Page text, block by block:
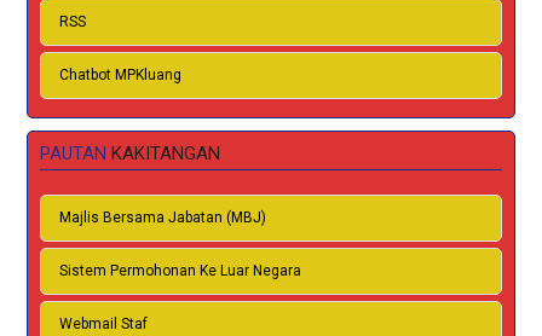
RSS
Chatbot MPKluang
PAUTAN KAKITANGAN
Majlis Bersama Jabatan (MBJ)
Sistem Permohonan Ke Luar Negara
Webmail Staf